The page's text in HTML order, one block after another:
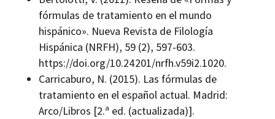
fórmulas de tratamiento en el mundo
hispánico». Nueva Revista de Filología
Hispánica (NRFH), 59 (2), 597-603.
https://doi.org/10.24201/nrfh.v59i2.1020.
Carricaburo, N. (2015). Las fórmulas de
tratamiento en el español actual. Madrid:
Arco/Libros [2.ª ed. (actualizada)].